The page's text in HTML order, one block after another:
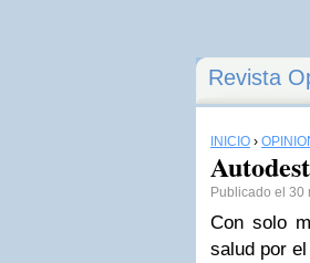
Revista
INICIO ›
Publicado el 30
Con solo
salud por